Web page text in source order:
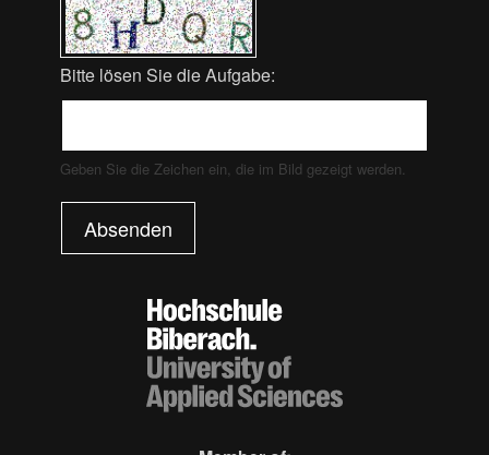
Bitte lösen Sie die Aufgabe:
Geben Sie die Zeichen ein, die im Bild gezeigt werden.
Absenden